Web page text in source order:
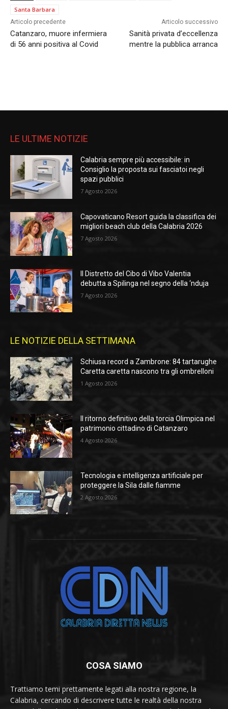
Santa Barbara
Articolo precedente
Catanzaro, muore infermiera
di 56 anni positiva al Covid
Articolo successivo
Sanità privata d’eccellenza
mentre la pubblica arranca
LE ULTIME NOTIZIE
Calabria sempre più accessibile: in
Consiglio la proposta sui fasciatoi negli
spazi pubblici
7 Agosto 2026
Capovaticano Resort guida la classifica dei
migliori beach club della Calabria 2026
7 Agosto 2026
Il Distretto del Cibo di Vibo Valentia
debutta a Spilinga nel segno della ‘nduja
7 Agosto 2026
LE NOTIZIE DELLA SETTIMANA
Schiusa record a Zambrone: 84 tartarughe
Caretta caretta nascono tra gli ombrelloni
1 Agosto 2026
Il ritorno definitivo della torcia Olimpica nel
patrimonio cittadino di Catanzaro
4 Agosto 2026
Tecnologia e intelligenza artificiale per
proteggere la Sila dalle fiamme
2 Agosto 2026
COSA SIAMO
Trattiamo temi prettamente legati alla nostra regione, la
Calabria, cercando di descrivere tutte le realtà della nostra